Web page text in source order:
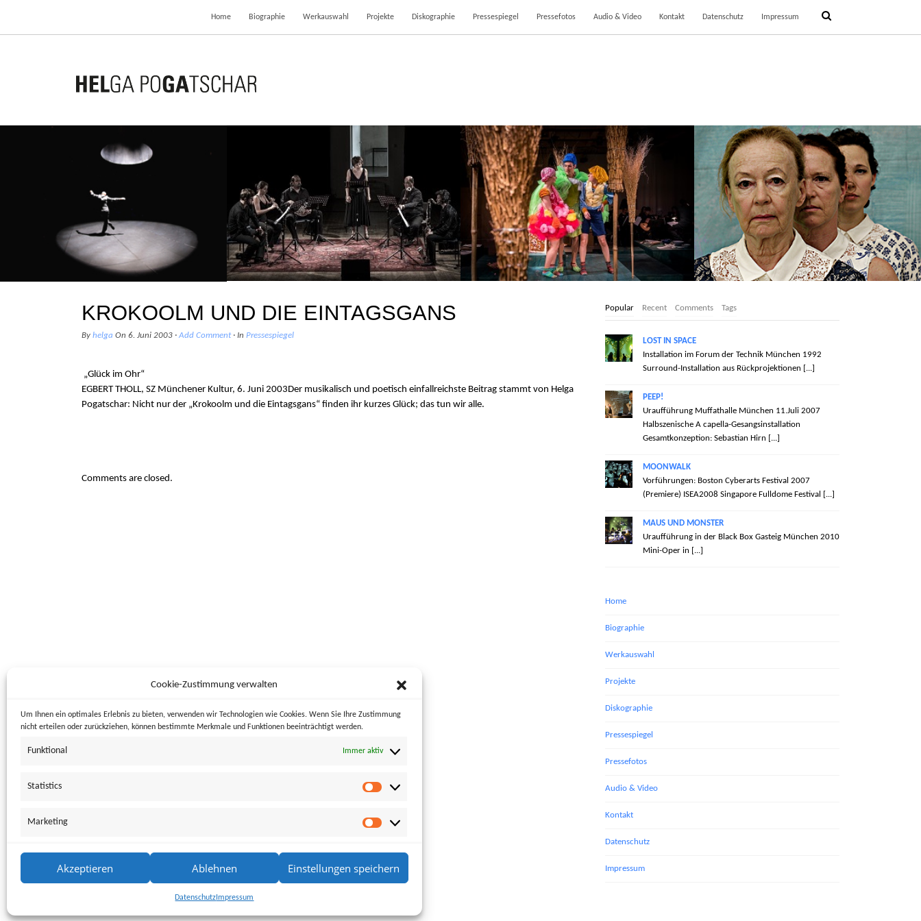
Cookie-Zustimmung verwalten
Um Ihnen ein optimales Erlebnis zu bieten, verwenden wir Technologien wie Cookies. Wenn Sie Ihre Zustimmung
nicht erteilen oder zurückziehen, können bestimmte Merkmale und Funktionen beeinträchtigt werden.
Funktional Immer aktiv
Statistics
Marketing
Akzeptieren Ablehnen Einstellungen speichern
Datenschutz Impressum
Home Biographie Werkauswahl Projekte Diskographie Pressespiegel Pressefotos Audio & Video Kontakt Datenschutz Impressum
WELT FÄLLT RUNTER
5. September 2018
SCHACHABEND
20. Januar 2017
HÄNSEL UND GRETEL
25. Oktober 2013
DREI FLIEGENDE MINUTEN
20. September 2013
KROKOOLM UND DIE EINTAGSGANS
By helga On 6. Juni 2003 · Add Comment· In Pressespiegel
„Glück im Ohr“
EGBERT THOLL, SZ Münchener Kultur, 6. Juni 2003Der musikalisch und poetisch einfallreichste Beitrag stammt von Helga
Pogatschar: Nicht nur der „Krokoolm und die Eintagsgans“ finden ihr kurzes Glück; das tun wir alle.
Comments are closed.
Popular Recent Comments Tags
LOST IN SPACE
Installation im Forum der Technik München 1992
Surround-Installation aus Rückprojektionen [...]
PEEP!
Uraufführung Muffathalle München 11.Juli 2007
Halbszenische A capella-Gesangsinstallation
Gesamtkonzeption: Sebastian Hirn [...]
MOONWALK
Vorführungen: Boston Cyberarts Festival 2007
(Premiere) ISEA2008 Singapore Fulldome Festival [...]
MAUS UND MONSTER
Uraufführung in der Black Box Gasteig München 2010
Mini-Oper in [...]
Home
Biographie
Werkauswahl
Projekte
Diskographie
Pressespiegel
Pressefotos
Audio & Video
Kontakt
Datenschutz
Impressum